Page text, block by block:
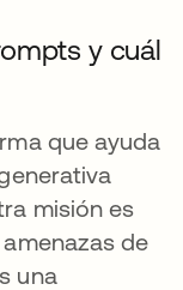
y cuál
que ayuda
misión es
de
una